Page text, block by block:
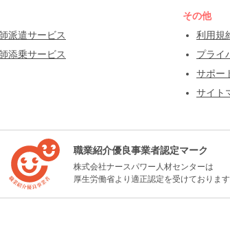
派遣サービス
添乗サービス
その他
利用規
プライ
サポー
サイト
職業紹介優良事業者認定マーク
株式会社ナースパワー人材センターは
厚生労働省より適正認定を受けております